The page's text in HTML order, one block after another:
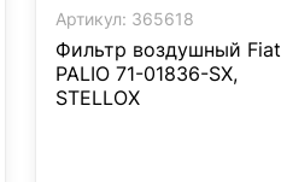
Артикул: 365618
Фильтр воздушный Fiat
PALIO 71-01836-SX,
STELLOX